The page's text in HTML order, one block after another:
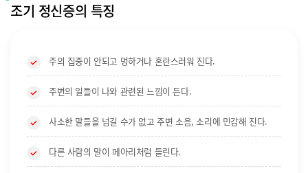
조기 정신증의 특징
주의 집중이 안되고 멍하거나 혼란스러워 진다.
주변의 일들이 나와 관련된 느낌이 든다.
사소한 말들을 넘길 수가 없고 주변 소음, 소리에 민감해 진다.
다른 사람의 말이 메아리처럼 들린다.